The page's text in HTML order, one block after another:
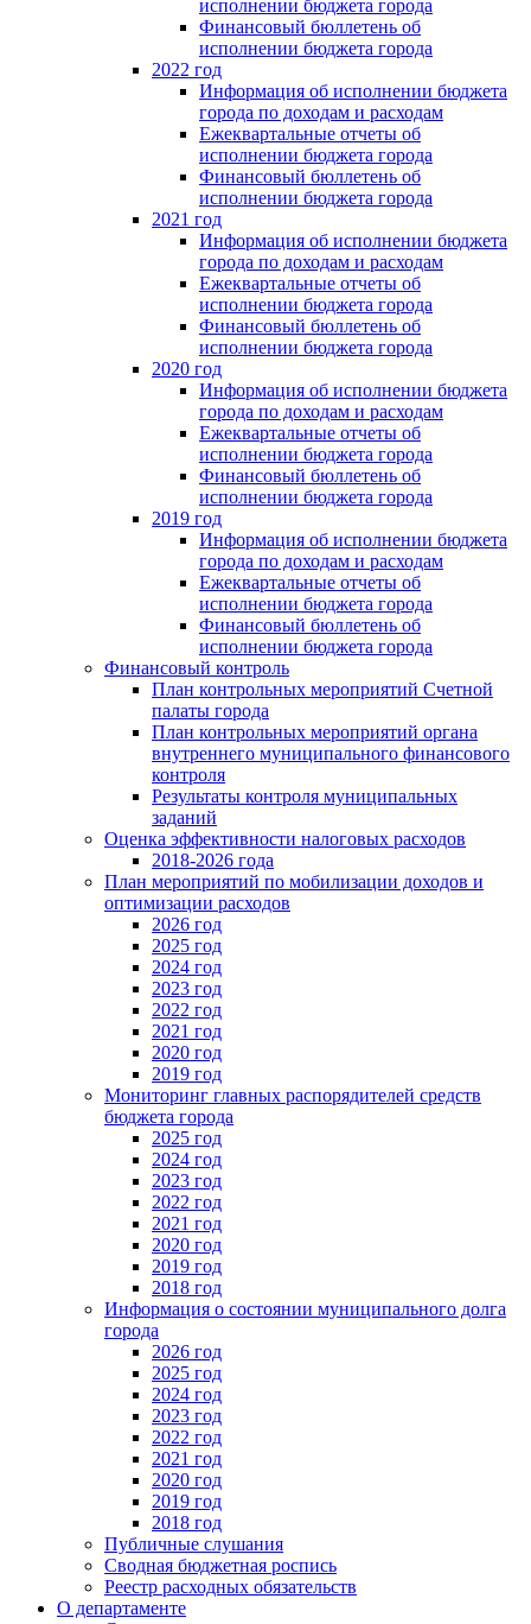
исполнении бюджета города
Финансовый бюллетень об
исполнении бюджета города
2022 год
Информация об исполнении бюджета
города по доходам и расходам
Ежеквартальные отчеты об
исполнении бюджета города
Финансовый бюллетень об
исполнении бюджета города
2021 год
Информация об исполнении бюджета
города по доходам и расходам
Ежеквартальные отчеты об
исполнении бюджета города
Финансовый бюллетень об
исполнении бюджета города
2020 год
Информация об исполнении бюджета
города по доходам и расходам
Ежеквартальные отчеты об
исполнении бюджета города
Финансовый бюллетень об
исполнении бюджета города
2019 год
Информация об исполнении бюджета
города по доходам и расходам
Ежеквартальные отчеты об
исполнении бюджета города
Финансовый бюллетень об
исполнении бюджета города
Финансовый контроль
План контрольных мероприятий Счетной
палаты города
План контрольных мероприятий органа
внутреннего муниципального финансового
контроля
Результаты контроля муниципальных
заданий
Оценка эффективности налоговых расходов
2018-2026 года
План мероприятий по мобилизации доходов и
оптимизации расходов
2026 год
2025 год
2024 год
2023 год
2022 год
2021 год
2020 год
2019 год
Мониторинг главных распорядителей средств
бюджета города
2025 год
2024 год
2023 год
2022 год
2021 год
2020 год
2019 год
2018 год
Информация о состоянии муниципального долга
города
2026 год
2025 год
2024 год
2023 год
2022 год
2021 год
2020 год
2019 год
2018 год
Публичные слушания
Сводная бюджетная роспись
Реестр расходных обязательств
О департаменте